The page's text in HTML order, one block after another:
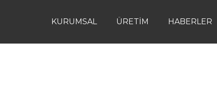
KURUMSAL ÜRETIM HABERLER